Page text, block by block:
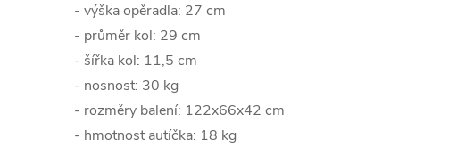
- výška opěradla: 27 cm
- průměr kol: 29 cm
- šířka kol: 11,5 cm
- nosnost: 30 kg
- rozměry balení: 122x66x42 cm
- hmotnost autíčka: 18 kg